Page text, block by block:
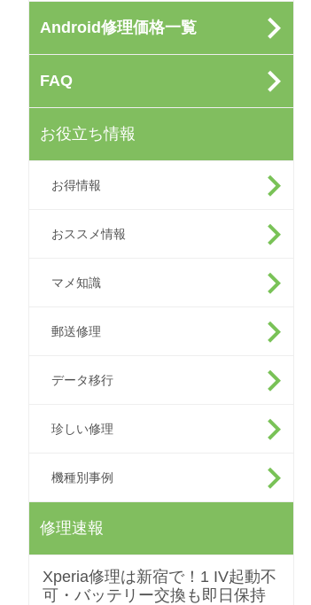
Android修理価格一覧
FAQ
お役立ち情報
お得情報
おススメ情報
マメ知識
郵送修理
データ移行
珍しい修理
機種別事例
修理速報
Xperia修理は新宿で！1 IV起動不
可・バッテリー交換も即日保持